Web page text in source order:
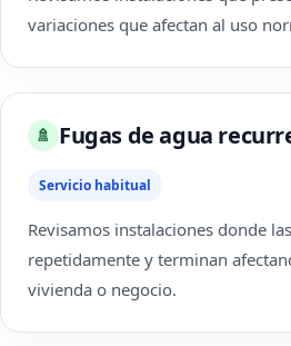
variaciones que afectan al uso
🚿 Fugas de agua
Servicio habitual
Revisamos instalaciones donde
repetidamente y terminan
vivienda o negocio.